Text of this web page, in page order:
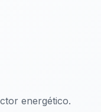
energético.